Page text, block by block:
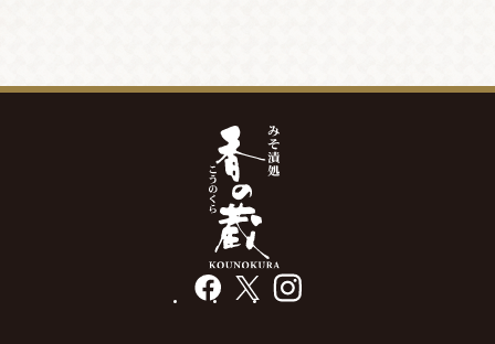
当店の判断により、本サービスを変更・廃止をするこ
最終の発送から、3年以上経過している場合や、メー
ルアドレス等の不通が発生した場合には、会員情報を
削除する場合があります。
facebook instagram